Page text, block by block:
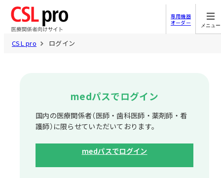
専用機器
オーダー
メニュー
CSL pro ログイン
medパスでログイン
国内の医療関係者（医師・歯科医師・薬剤師・看
護師）に限らせていただいております。
medパスでログイン